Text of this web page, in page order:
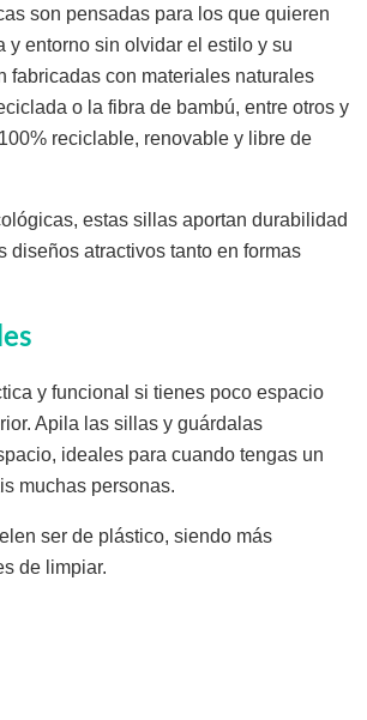
son pensadas para los que quieren
y entorno sin olvidar el estilo y su
fabricadas con materiales naturales
o la fibra de bambú, entre otros y
reciclable, renovable y libre de
estas sillas aportan durabilidad
diseños atractivos tanto en formas
y funcional si tienes poco espacio
Apila las sillas y guárdalas
ideales para cuando tengas un
muchas personas.
ser de plástico, siendo más
de limpiar.